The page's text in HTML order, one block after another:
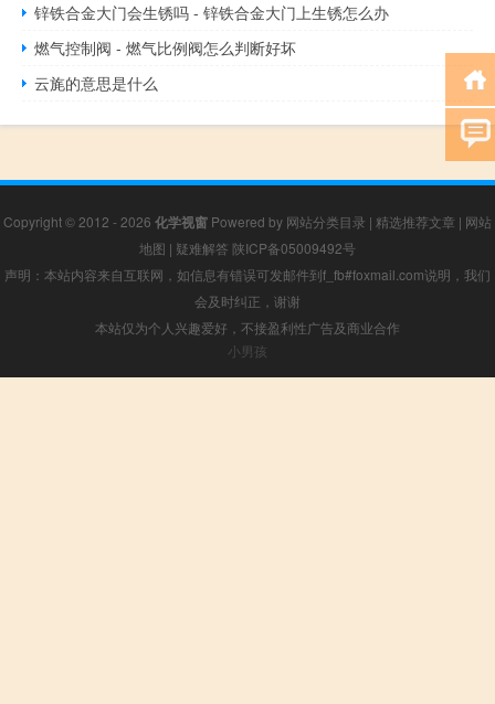
锌铁合金大门会生锈吗 - 锌铁合金大门上生锈怎么办
燃气控制阀 - 燃气比例阀怎么判断好坏
云旄的意思是什么
Copyright © 2012 - 2026 化学视窗 Powered by 网站分类目录 | 精选推荐文章 | 网站
地图 | 疑难解答 陕ICP备05009492号
声明：本站内容来自互联网，如信息有错误可发邮件到f_fb#foxmail.com说明，我们
会及时纠正，谢谢
本站仅为个人兴趣爱好，不接盈利性广告及商业合作
小男孩